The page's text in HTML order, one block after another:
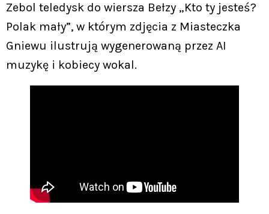
Zebol teledysk do wiersza Bełzy „Kto ty jesteś?
Polak mały”, w którym zdjęcia z Miasteczka
Gniewu ilustrują wygenerowaną przez AI
muzykę i kobiecy wokal.